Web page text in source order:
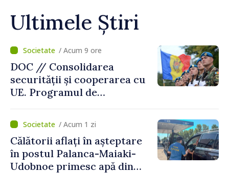
Ultimele Știri
/ Acum 9 ore
DOC // Consolidarea
securității și cooperarea cu
UE. Programul de
Naționale de Apărare pentru
perioada 2024–2034,
publicat în Monitorul Oficial
/ Acum 1 zi
Călătorii aflați în așteptare
în postul Palanca-Maiaki-
Udobnoe primesc apă din